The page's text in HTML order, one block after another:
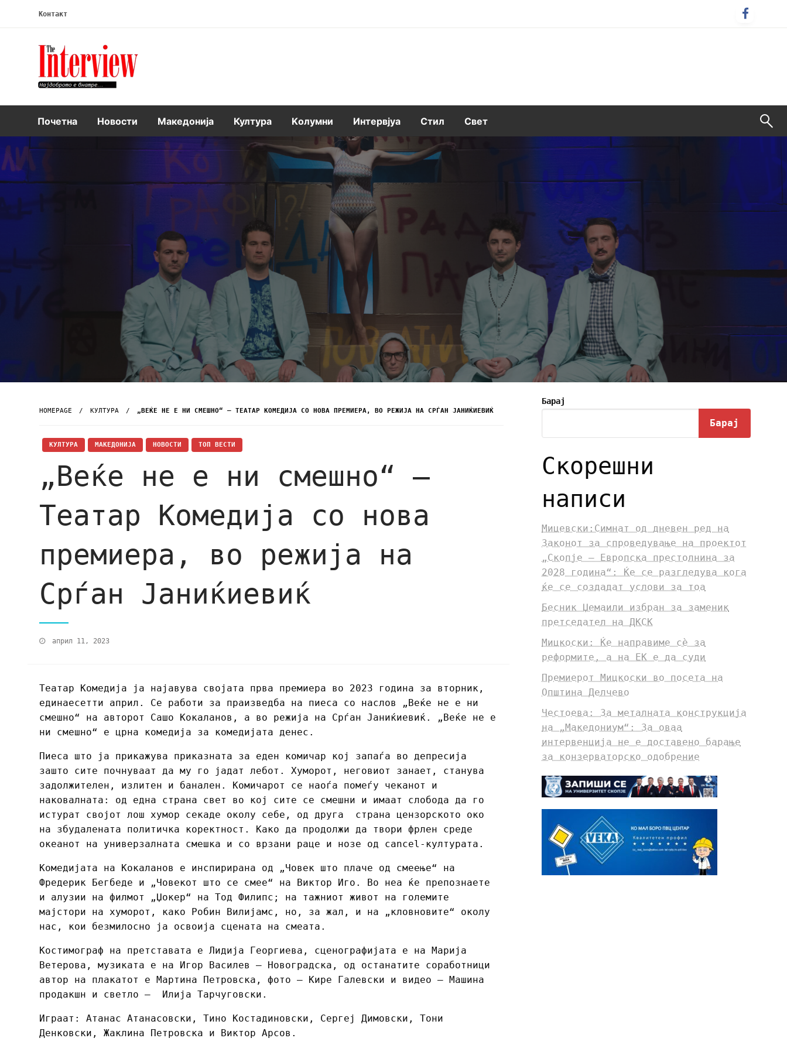
Контакт
Интервју
Почетна Новости Македонија Култура Kолумни Интервјуа Стил Свет
HOMEPAGE КУЛТУРА „ВЕЌЕ НЕ Е НИ СМЕШНО“ – ТЕАТАР КОМЕДИЈА СО НОВА ПРЕМИЕРА, ВО РЕЖИЈА НА СРЃАН ЈАНИЌИЕВИЌ
КУЛТУРА МАКЕДОНИЈА НОВОСТИ ТОП ВЕСТИ
„Веќе не е ни смешно“ –
Театар Комедија со нова
премиера, во режија на
Срѓан Јаниќиевиќ
април 11, 2023
Театар Комедија ја најавува својата прва премиера во 2023 година за вторник,
единаесетти април. Се работи за праизведба на пиеса со наслов „Веќе не е ни
смешно“ на авторот Сашо Кокаланов, а во режија на Срѓан Јаниќиевиќ. „Веќе не е
ни смешно“ е црна комедија за комедијата денес.
Пиеса што ја прикажува приказната за еден комичар кој запаѓа во депресија
зашто сите почнуваат да му го јадат лебот. Хуморот, неговиот занает, станува
задолжителен, излитен и банален. Комичарот се наоѓа помеѓу чеканот и
наковалната: од една страна свет во кој сите се смешни и имаат слобода да го
истурат својот лош хумор секаде околу себе, од друга страна цензорското око
на збудалената политичка коректност. Како да продолжи да твори фрлен среде
океанот на универзалната смешка и со врзани раце и нозе од cancel-културата.
Комедијата на Кокаланов е инспирирана од „Човек што плаче од смеење“ на
Фредерик Бегбеде и „Човекот што се смее“ на Виктор Иго. Во неа ќе препознаете
и алузии на филмот „Џокер“ на Тод Филипс; на тажниот живот на големите
мајстори на хуморот, како Робин Вилијамс, но, за жал, и на „кловновите“ околу
нас, кои безмилосно ја освоија сцената на смеата.
Костимограф на претставата е Лидија Георгиева, сценографијата е на Марија
Ветерова, музиката е на Игор Василев – Новоградска, од останатите соработници
автор на плакатот е Мартина Петровска, фото – Кире Галевски и видео – Машина
продакшн и светло – Илија Тарчуговски.
Играат: Атанас Атанасовски, Тино Костадиновски, Сергеј Димовски, Тони
Денковски, Жаклина Петровска и Виктор Арсов.
Барај
Барај
Скорешни
написи
Мицевски:Симнат од дневен ред на
Законот за спроведување на проектот
„Скопје – Европска престолнина за
2028 година“: Ќе се разгледува кога
ќе се создадат услови за тоа
Бесник Џемаили избран за заменик
претседател на ДКСК
Мицкоски: Ќе направиме сè за
реформите, а на ЕК е да суди
Премиерот Мицкоски во посета на
Општина Делчево
Честоева: За металната конструкција
на „Македониум“: За оваа
интервенција не е доставено барање
за конзерваторско одобрение